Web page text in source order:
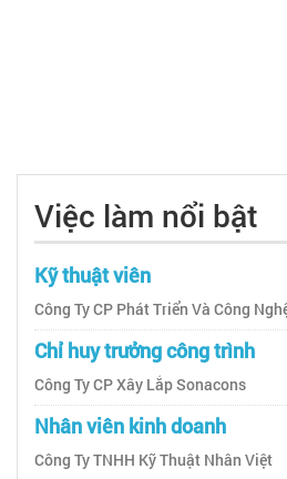
Việc làm nổi bật
Kỹ thuật viên
Công Ty CP Phát Triển Và Công
Chỉ huy trưởng công trình
Công Ty CP Xây Lắp Sonacons
Nhân viên kinh doanh
Công Ty TNHH Kỹ Thuật Nhân Việt